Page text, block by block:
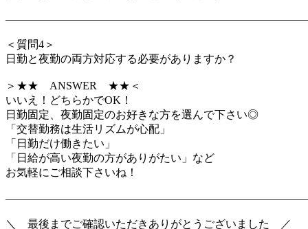
＜質問4＞
日勤と夜勤の両方対応する必要がありますか？
＞★★ ANSWER ★★＜
いいえ！どちらかでOK！
日勤固定、夜勤固定のお好きな方を選んで下さい◎
「交替勤務は生活リズムが心配」
「日勤だけ働きたい」
「日給が高い夜勤の方がありがたい」など
お気軽にご相談下さいね！
＼ 最後までご確認いただきありがとうございました ／